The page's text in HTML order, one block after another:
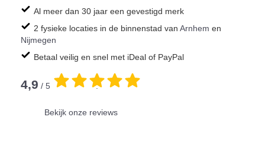
Al meer dan 30 jaar een gevestigd merk
2 fysieke locaties in de binnenstad van Arnhem en
Nijmegen
Betaal veilig en snel met iDeal of PayPal
4,9 / 5 .
Bekijk onze reviews